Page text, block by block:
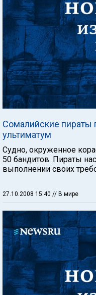
Сомалийские пираты
ультиматум
Судно, окруженное
50 бандитов. Пираты
выполнении своих
27.10.2008 15:40 // В мире